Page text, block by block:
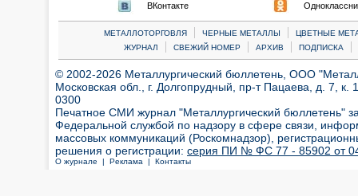
ВКонтакте
МЕТАЛЛОТОРГОВЛЯ | ЧЕРНЫЕ МЕТАЛЛЫ |
ЦВЕТНЫЕ
ЖУРНАЛ
| СВЕЖИЙ НОМЕР | АРХИВ | ПОДПИСКА |
© 2002-2026 Металлургический бюллетень, ООО
Московская обл., г. Долгопрудный, пр-т Пацаева, д. 7,
0300
Печатное СМИ журнал "Металлургический бюллетень"
Федеральной службой по надзору в сфере связи,
массовых коммуникаций (Роскомнадзор),
решения о регистрации: серия ПИ № ФС 77 - 85902 от 04
О журнале | Реклама | Контакты